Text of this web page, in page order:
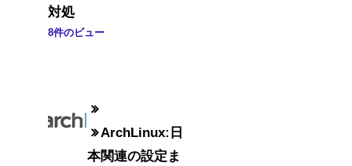
対処
8件のビュー
ArchLinux:日
本関連の設定ま